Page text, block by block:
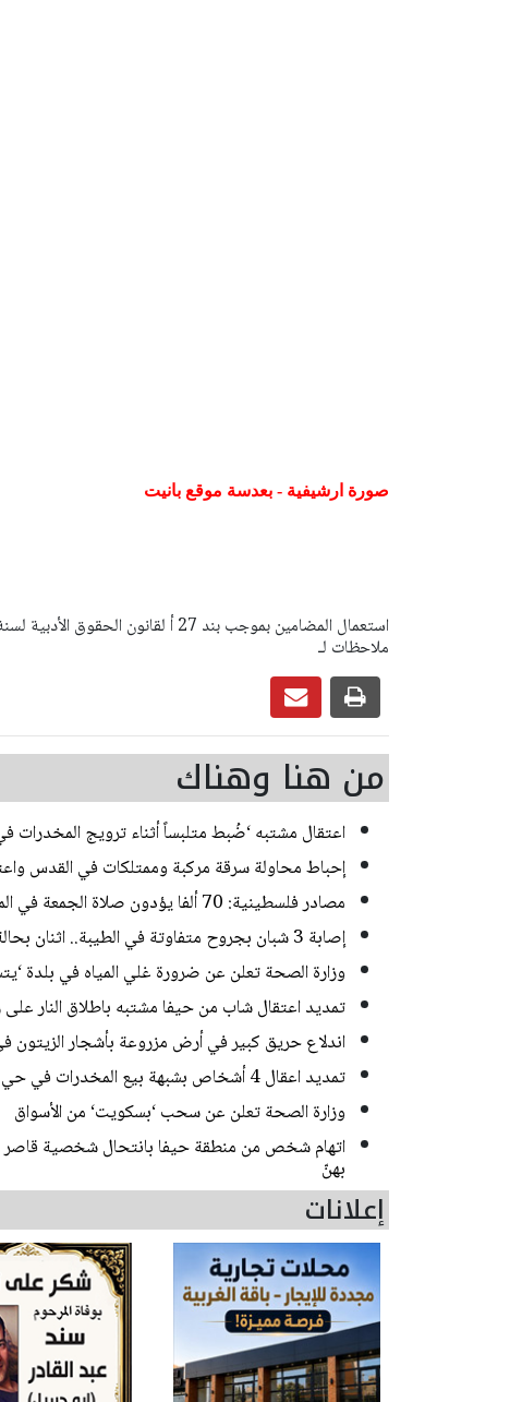
صورة ارشيفية - بعدسة موقع بانيت
ملاحظات لـ
من هنا وهناك
اعتقال مشتبه ‘ضُبط متلبساً أثناء ترويج
إحباط محاولة سرقة مركبة وممتلكات في القدس
مصادر فلسطينية: 70 ألفا يؤدون صلاة الجمعة في المسجد الأقصى
إصابة 3 شبان بجروح متفاوتة في الطيبة.. اثنان بحالة خطيرة
وزارة الصحة تعلن عن ضرورة غلي المياه في بلدة
تمديد اعتقال شاب من حيفا مشتبه باطلاق النار
اندلاع حريق كبير في أرض مزروعة بأشجار الزيتون
تمديد اعقال 4 أشخاص بشبهة بيع المخدرات في حي ضاحية البريد بالقدس
وزارة الصحة تعلن عن سحب ‘بسكويت‘ من الأسواق
اتهام شخص من منطقة حيفا بانتحال شخصية قاصر
بهنّ
إعلانات